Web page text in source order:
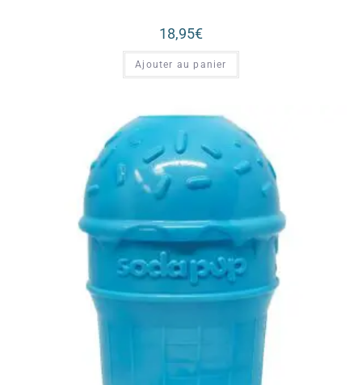
18,95€
Ajouter au panier